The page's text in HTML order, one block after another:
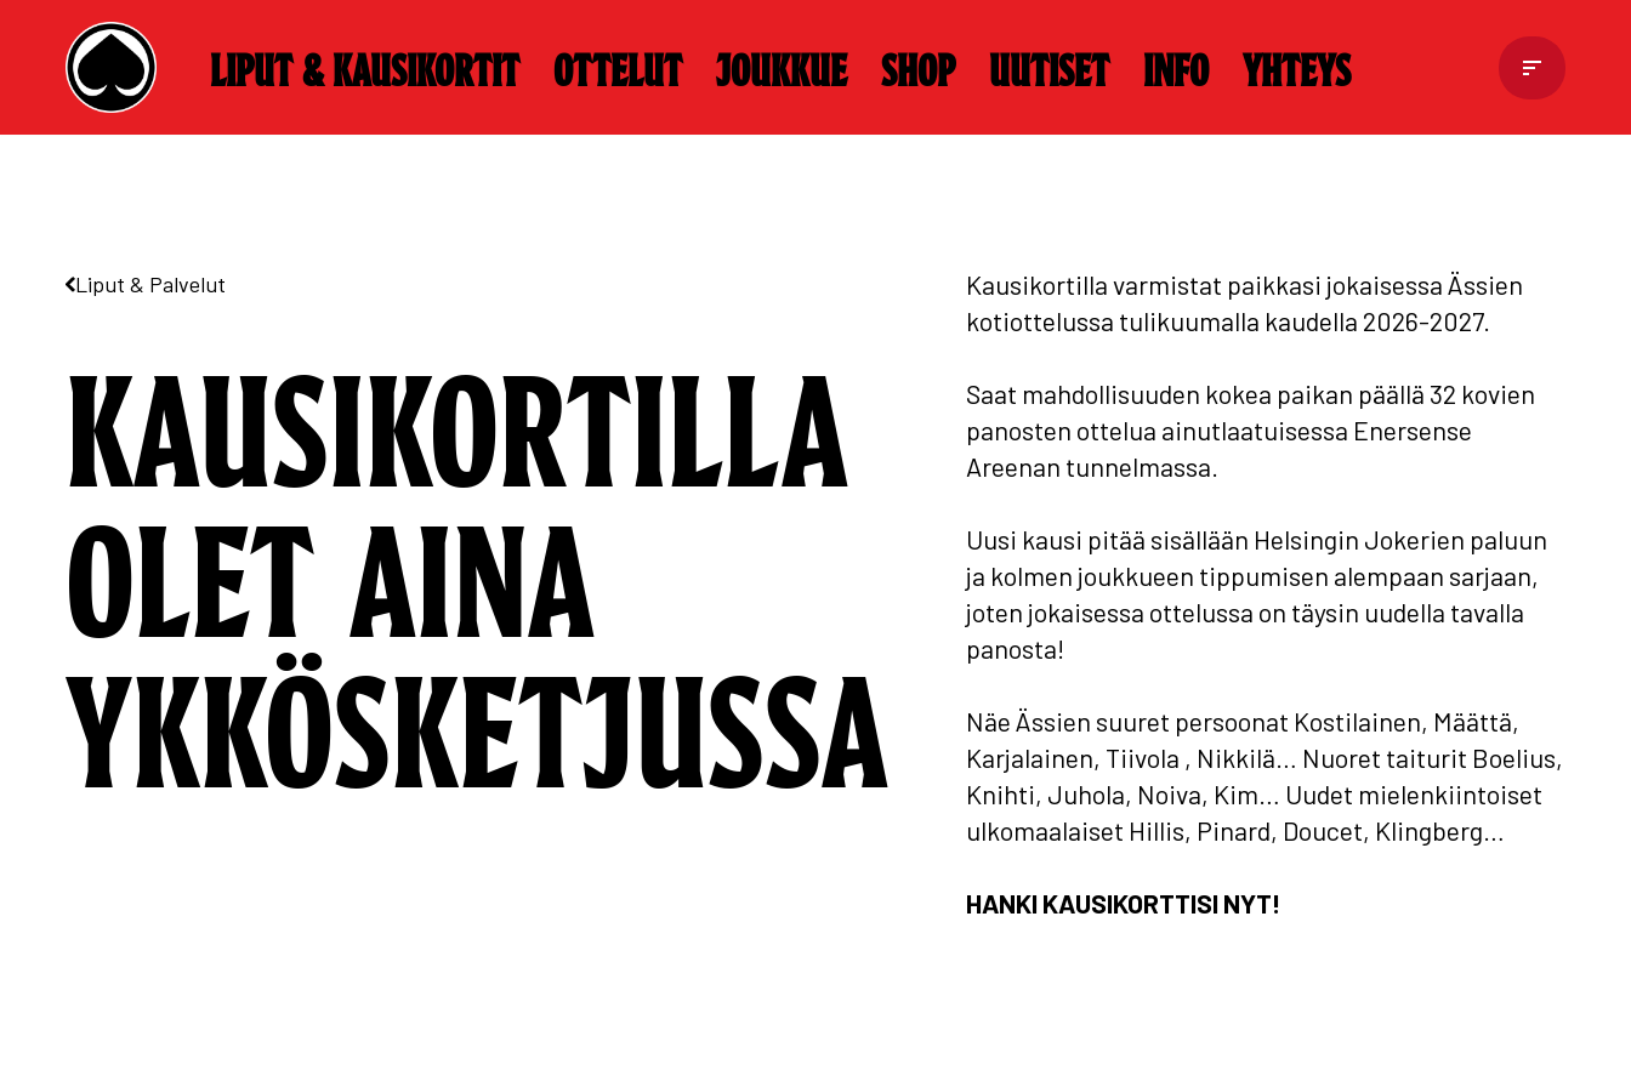
content
Liput & kausikortit Ottelut Joukkue Shop Uutiset Info Yhteys
Liput & Palvelut
KAUSIKORTILLA
OLET AINA
YKKÖSKETJUSSA
Kausikortilla varmistat paikkasi jokaisessa Ässien
kotiottelussa tulikuumalla kaudella 2026-2027.
Saat mahdollisuuden kokea paikan päällä 32 kovien
panosten ottelua ainutlaatuisessa Enersense
Areenan tunnelmassa.
Uusi kausi pitää sisällään Helsingin Jokerien paluun
ja kolmen joukkueen tippumisen alempaan sarjaan,
joten jokaisessa ottelussa on täysin uudella tavalla
panosta!
Näe Ässien suuret persoonat Kostilainen, Määttä,
Karjalainen, Tiivola , Nikkilä… Nuoret taiturit Boelius,
Knihti, Juhola, Noiva, Kim… Uudet mielenkiintoiset
ulkomaalaiset Hillis, Pinard, Doucet, Klingberg…
HANKI KAUSIKORTTISI NYT!